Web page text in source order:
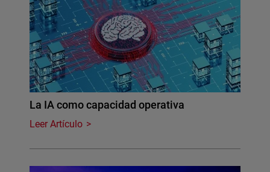
La IA como capacidad operativa
Leer Artículo